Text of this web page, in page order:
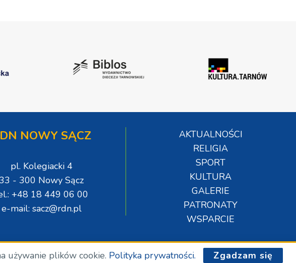
NOWY SĄCZ
pl. Kolegiacki 4
- 300 Nowy Sącz
+48 18 449 06 00
e-mail: sacz@rdn.pl
AKTUALNOŚCI
RELIGIA
SPORT
KULTURA
GALERIE
PATRONATY
WSPARCIE
używanie plików cookie. Polityka prywatności. Zgadzam się